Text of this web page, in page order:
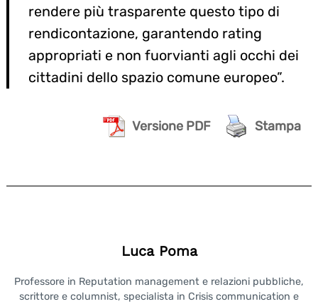
rendere più trasparente questo tipo di
rendicontazione, garantendo rating
appropriati e non fuorvianti agli occhi dei
cittadini dello spazio comune europeo”.
Versione PDF Stampa
Luca Poma
Professore in Reputation management e relazioni pubbliche,
scrittore e columnist, specialista in Crisis communication e